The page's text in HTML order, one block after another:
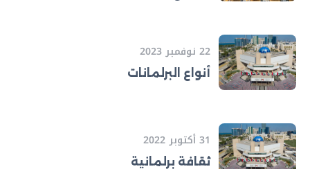
22 نوفمبر 2023
أنواع البرلمانات
31 أكتوبر 2022
ثقافة برلمانية